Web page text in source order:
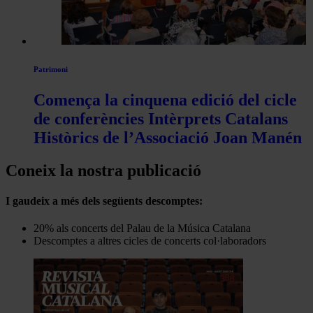
Patrimoni
Comença la cinquena edició del cicle
de conferències Intèrprets Catalans
Històrics de l’Associació Joan Manén
Coneix la nostra publicació
I gaudeix a més dels següents descomptes:
20% als concerts del Palau de la Música Catalana
Descomptes a altres cicles de concerts col·laboradors